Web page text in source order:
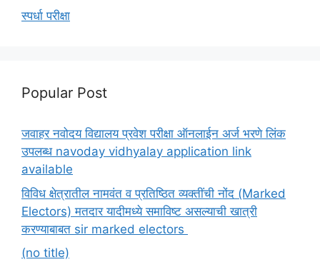
स्पर्धा परीक्षा
Popular Post
जवाहर नवोदय विद्यालय प्रवेश परीक्षा ऑनलाईन अर्ज भरणे लिंक
उपलब्ध navoday vidhyalay application link
available
विविध क्षेत्रातील नामवंत व प्रतिष्ठित व्यक्तींची नोंद (Marked
Electors) मतदार यादीमध्ये समाविष्ट असल्याची खात्री
करण्याबाबत sir marked electors
(no title)